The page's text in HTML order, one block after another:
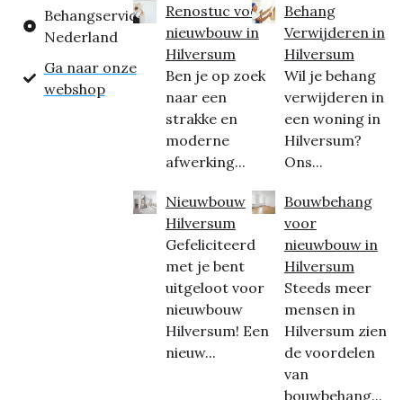
Behangservice
Nederland
Ga naar onze
webshop
Renostuc voor
nieuwbouw in
Hilversum
Ben je op zoek
naar een
strakke en
moderne
afwerking...
Nieuwbouw
Hilversum
Gefeliciteerd
met je bent
uitgeloot voor
nieuwbouw
Hilversum! Een
nieuw...
Behang
Verwijderen in
Hilversum
Wil je behang
verwijderen in
een woning in
Hilversum?
Ons...
Bouwbehang
voor
nieuwbouw in
Hilversum
Steeds meer
mensen in
Hilversum zien
de voordelen
van
bouwbehang...